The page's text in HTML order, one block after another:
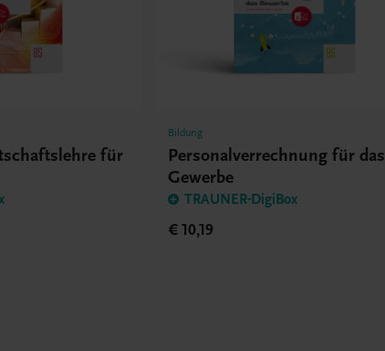
für
Bildung
Personalverrechnung für das
Gewerbe
TRAUNER-DigiBox
€ 10,19